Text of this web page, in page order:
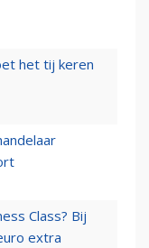
het tij keren
Class? Bij
extra